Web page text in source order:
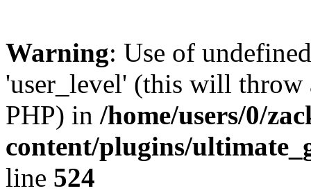
Warning: Use of
'user_level' (this will
PHP) in /home/users/0/
content/plugins/
line 524